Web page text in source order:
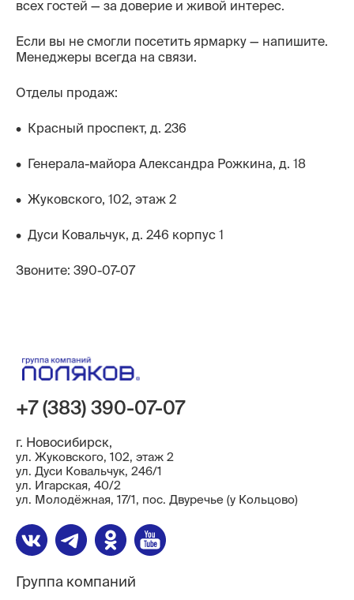
всех гостей — за доверие и живой интерес.
Если вы не смогли посетить ярмарку — напишите.
Менеджеры всегда на связи.
Отделы продаж:
• Красный проспект, д. 236
• Генерала-майора Александра Рожкина, д. 18
• Жуковского, 102, этаж 2
• Дуси Ковальчук, д. 246 корпус 1
Звоните: 390-07-07
+7 (383) 390-07-07
г. Новосибирск,
ул. Жуковского, 102, этаж 2
ул. Дуси Ковальчук, 246/1
ул. ​Игарская, 40/2
ул. Молодёжная, 17/1, пос. Двуречье (у Кольцово)
Группа компаний